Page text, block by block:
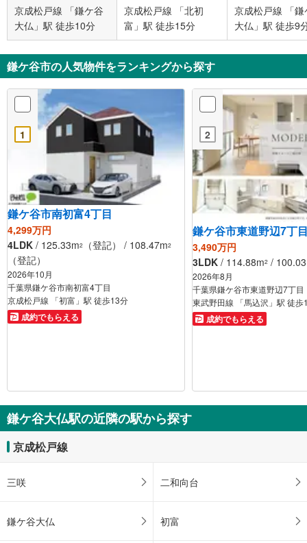
京成松戸線 「鎌ケ谷
大仏」駅 徒歩10分
京成松戸線 「北初
富」駅 徒歩15分
京成松戸線 「鎌
大仏」駅 徒歩9
鎌ケ谷市の人気物件をランキングから探す
1
鎌ケ谷市南初富4丁目
4,299万円
4LDK / 125.33m2 （登記） / 108.47m2
（登記）
2026年10月
千葉県鎌ケ谷市南初富4丁目
京成松戸線 「初富」駅 徒歩13分
成約でもらえる
2
鎌ケ谷市東道野辺7丁
3,490万円
3LDK / 114.88m2 /
2026年8月
千葉県鎌ケ谷市東道野辺7丁目
東武野田線 「馬込沢」駅 徒歩
成約でもらえる
鎌ケ谷大仏駅の近隣の駅から探す
京成松戸線
三咲 二和向台
鎌ケ谷大仏 初富